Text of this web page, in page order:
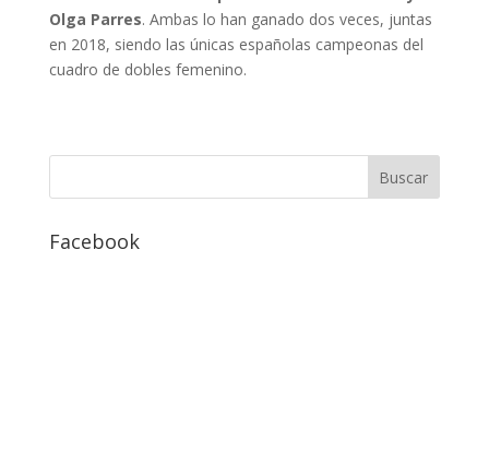
Olga Parres. Ambas lo han ganado dos veces, juntas
en 2018, siendo las únicas españolas campeonas del
cuadro de dobles femenino.
Facebook